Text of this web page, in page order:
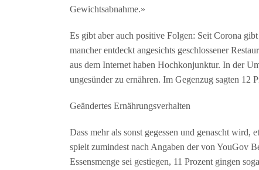
Gewichtsabnahme.»
Es gibt aber auch positive Folgen: Seit Corona
mancher entdeckt angesichts geschlossener
aus dem Internet haben Hochkonjunktur. In der
ungesünder zu ernähren. Im Gegenzug sagten 12
Geändertes Ernährungsverhalten
Dass mehr als sonst gegessen und genascht
spielt zumindest nach Angaben der von YouGov
Essensmenge sei gestiegen, 11 Prozent gingen